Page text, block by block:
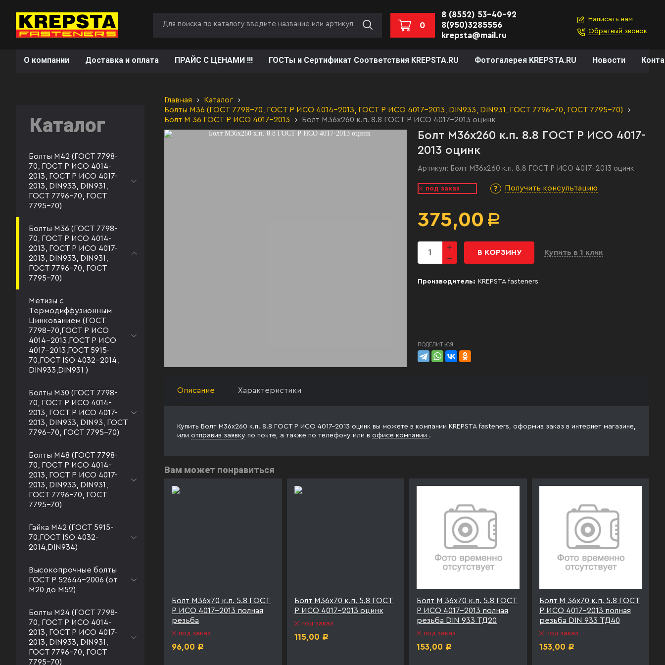
0
8 (8552) 53-40-92
8(950)3285556
krepsta@mail.ru
Написать нам
Обратный звонок
О компании Доставка и оплата ПРАЙС С ЦЕНАМИ !!! ГОСТы и Сертификат Соответствия KREPSTA.RU Фотогалерея KREPSTA.RU Новости
Каталог
Болты М42 (ГОСТ 7798-
70, ГОСТ Р ИСО 4014-
2013, ГОСТ Р ИСО 4017-
2013, DIN933, DIN931,
ГОСТ 7796-70, ГОСТ
7795-70)
Болты М36 (ГОСТ 7798-
70, ГОСТ Р ИСО 4014-
2013, ГОСТ Р ИСО 4017-
2013, DIN933, DIN931,
ГОСТ 7796-70, ГОСТ
7795-70)
Метизы с
Термодиффузионным
Цинкованием (ГОСТ
7798-70,ГОСТ Р ИСО
4014-2013,ГОСТ Р ИСО
4017-2013,ГОСТ 5915-
70,ГОСТ ISO 4032-2014,
DIN933,DIN931 )
Болты М30 (ГОСТ 7798-
70, ГОСТ Р ИСО 4014-
2013, ГОСТ Р ИСО 4017-
2013, DIN933, DIN93, ГОСТ
7796-70, ГОСТ 7795-70)
Болты М48 (ГОСТ 7798-
70, ГОСТ Р ИСО 4014-
2013, ГОСТ Р ИСО 4017-
2013, DIN933, DIN931,
ГОСТ 7796-70, ГОСТ
7795-70)
Гайка М42 (ГОСТ 5915-
70,ГОСТ ISO 4032-
2014,DIN934)
Высокопрочные болты
ГОСТ Р 52644-2006 (от
М20 до М52)
Болты М24 (ГОСТ 7798-
70, ГОСТ Р ИСО 4014-
2013, ГОСТ Р ИСО 4017-
2013, DIN933, DIN931,
ГОСТ 7796-70, ГОСТ
7795-70)
Главная
Каталог
Болты М36 (ГОСТ 7798-70, ГОСТ Р ИСО 4014-2013, ГОСТ Р ИСО 4017-2013, DIN933, DIN931, ГОСТ 7796-70, ГОСТ 7795-70)
Болт М 36 ГОСТ Р ИСО 4017-2013
Болт М36х260 к.п. 8.8 ГОСТ Р ИСО 4017-2013 оцинк
Болт М36х260 к.п. 8.8 ГОСТ Р ИСО 4017-
2013 оцинк
Артикул: Болт М36х260 к.п. 8.8 ГОСТ Р ИСО 4017-2013 оцинк
под заказ Получить консультацию
375,00 Р
В КОРЗИНУ Купить в 1 клик
Производитель: KREPSTA fasteners
ПОДЕЛИТЬСЯ:
Описание Характеристики
Купить Болт М36х260 к.п. 8.8 ГОСТ Р ИСО 4017-2013 оцинк вы можете в компании KREPSTA fasteners, оформив заказ в интернет магазине,
или отправив заявку по почте, а также по телефону или в офисе компании .
Вам может понравиться
Р ИСО 4017-2013
под заказ
125,00 Р
Болт М36х70 к.п. 5.8 ГОСТ
Р ИСО 4017-2013 полная
резьба
под заказ
96,00 Р
Болт М36х70 к.п. 5.8 ГОСТ
Р ИСО 4017-2013 оцинк
под заказ
115,00 Р
Болт М 36х70 к.п. 5.8 ГОСТ
Р ИСО 4017-2013 полная
резьба DIN 933 ТД20
под заказ
153,00 Р
Болт М 36х70 к.п. 5.8 ГОСТ
Р ИСО 4017-2013 полная
резьба DIN 933 ТД40
под заказ
153,00 Р